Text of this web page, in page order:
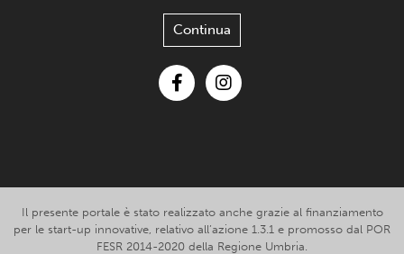
Continua
Il presente portale è stato realizzato anche grazie al finanziamento
per le start-up innovative, relativo all’azione 1.3.1 e promosso dal POR
FESR 2014-2020 della Regione Umbria.